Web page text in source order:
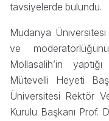
tavsiyelerde bulundu.
Mudanya
ve
Mollasalih’in
Mütevelli Heyeti
Üniversitesi Rektör
Kurulu Başkanı Prof.